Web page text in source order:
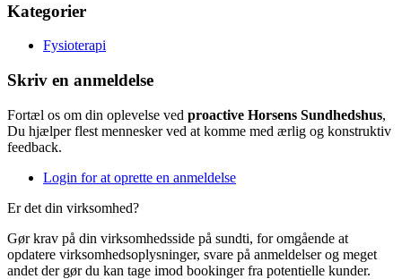
Kategorier
Fysioterapi
Skriv en anmeldelse
Fortæl os om din oplevelse ved proactive Horsens Sundhedshus,
Du hjælper flest mennesker ved at komme med ærlig og konstruktiv
feedback.
Login for at oprette en anmeldelse
Er det din virksomhed?
Gør krav på din virksomhedsside på sundti, for omgående at
opdatere virksomhedsoplysninger, svare på anmeldelser og meget
andet der gør du kan tage imod bookinger fra potentielle kunder.